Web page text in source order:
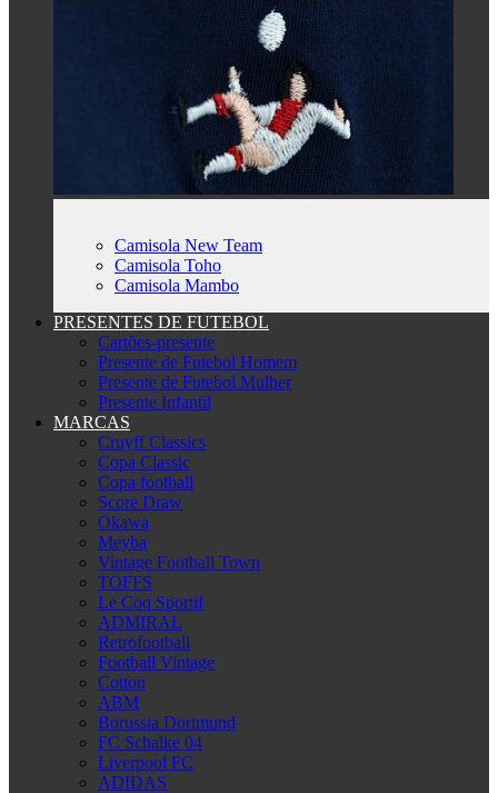
Camisola New Team
Camisola Toho
Camisola Mambo
PRESENTES DE FUTEBOL
Cartões-presente
Presente de Futebol Homem
Presente de Futebol Mulher
Presente Infantil
MARCAS
Cruyff Classics
Copa Classic
Copa football
Score Draw
Okawa
Meyba
Vintage Football Town
TOFFS
Le Coq Sportif
ADMIRAL
Retrofootball
Football Vintage
Cotton
ABM
Borussia Dortmund
FC Schalke 04
Liverpool FC
ADIDAS